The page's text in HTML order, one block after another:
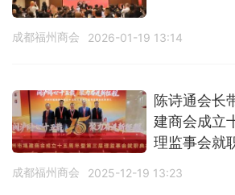
成都福州商会 2026-01-19 13:14
陈诗通会长
建商会成立
理监事会就
成都福州商会 2025-12-19 13:23